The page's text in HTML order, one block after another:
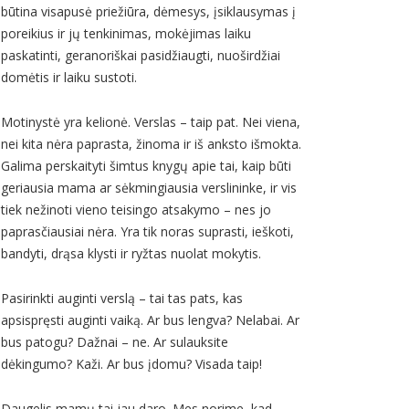
būtina visapusė priežiūra, dėmesys, įsiklausymas į
poreikius ir jų tenkinimas, mokėjimas laiku
paskatinti, geranoriškai pasidžiaugti, nuoširdžiai
domėtis ir laiku sustoti.
Motinystė yra kelionė. Verslas – taip pat. Nei viena,
nei kita nėra paprasta, žinoma ir iš anksto išmokta.
Galima perskaityti šimtus knygų apie tai, kaip būti
geriausia mama ar sėkmingiausia verslininke, ir vis
tiek nežinoti vieno teisingo atsakymo – nes jo
paprasčiausiai nėra. Yra tik noras suprasti, ieškoti,
bandyti, drąsa klysti ir ryžtas nuolat mokytis.
Pasirinkti auginti verslą – tai tas pats, kas
apsispręsti auginti vaiką. Ar bus lengva? Nelabai. Ar
bus patogu? Dažnai – ne. Ar sulauksite
dėkingumo? Kaži. Ar bus įdomu? Visada taip!